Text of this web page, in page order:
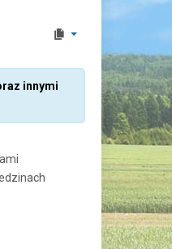
innymi